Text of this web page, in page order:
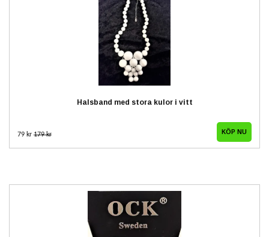
Halsband med stora kulor i vitt
79 kr 179 kr